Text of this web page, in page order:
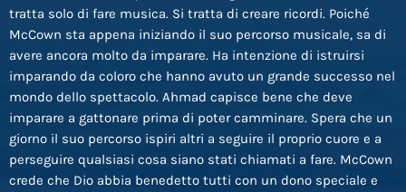
tratta solo di fare musica. Si tratta di creare ricordi. Poiché
McCown sta appena iniziando il suo percorso musicale, sa di
avere ancora molto da imparare. Ha intenzione di istruirsi
imparando da coloro che hanno avuto un grande successo nel
mondo dello spettacolo. Ahmad capisce bene che deve
imparare a gattonare prima di poter camminare. Spera che un
giorno il suo percorso ispiri altri a seguire il proprio cuore e a
perseguire qualsiasi cosa siano stati chiamati a fare. McCown
crede che Dio abbia benedetto tutti con un dono speciale e